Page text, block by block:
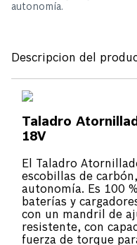
autonomía.
Descripcion del